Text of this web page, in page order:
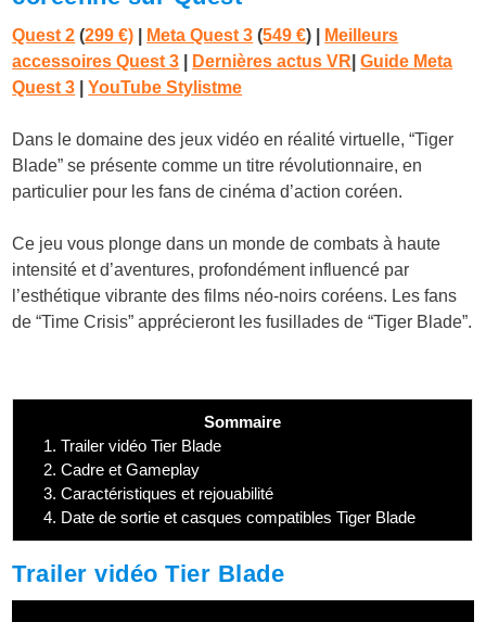
Quest 2 (299 €) Meta Quest 3 (549 €)
Meilleurs
accessoires Quest 3
Dernières actus VR |Guide Meta
Quest 3
YouTube Stylistme
Dans le domaine des jeux vidéo en réalité virtuelle, “Tiger
Blade” se présente comme un titre révolutionnaire, en
particulier pour les fans de cinéma d’action coréen.
Ce jeu vous plonge dans un monde de combats à haute
intensité et d’aventures, profondément influencé par
l’esthétique vibrante des films néo-noirs coréens. Les fans
de “Time Crisis” apprécieront les fusillades de “Tiger Blade”.
Sommaire
1. Trailer vidéo Tier Blade
2. Cadre et Gameplay
3. Caractéristiques et rejouabilité
4. Date de sortie et casques compatibles Tiger Blade
Trailer vidéo Tier Blade